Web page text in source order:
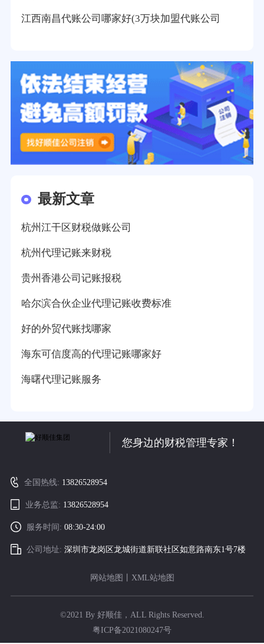
江西南昌代账公司哪家好(3万块加盟代账公司
最新文章
杭州江干区财税做账公司
杭州代理记账来财税
贵州香港公司记账报税
哈尔滨合伙企业代理记账收费标准
好的外贸代账找哪家
海东可信度高的代理记账哪家好
海曙代理记账服务
您身边的财税管理专家！
全国热线: 13826528954
业务总监: 13826528954
服务时间:08:30-24:00
公司地址:深圳市龙岗区龙城街道新联社区如意路南东1号7楼
网站地图 XML站地图
©2021 By 好顺佳，ALL Rights Reserved.
粤ICP备2021080247号